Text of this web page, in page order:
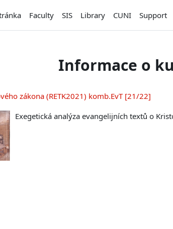
Faculty SIS Library CUNI Support
Informace o
zákona (RETK2021) komb.EvT [21/22]
Exegetická analýza evangelijních textů o